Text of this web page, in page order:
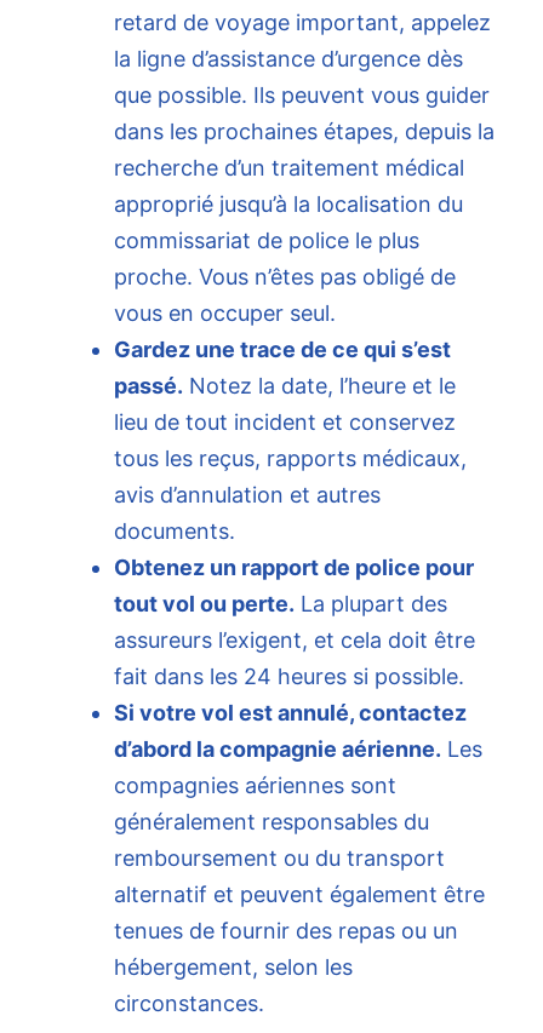
retard de voyage important, appelez
la ligne d’assistance d’urgence dès
que possible. Ils peuvent vous guider
dans les prochaines étapes, depuis la
recherche d’un traitement médical
approprié jusqu’à la localisation du
commissariat de police le plus
proche. Vous n’êtes pas obligé de
vous en occuper seul.
Gardez une trace de ce qui s’est
passé. Notez la date, l’heure et le
lieu de tout incident et conservez
tous les reçus, rapports médicaux,
avis d’annulation et autres
documents.
Obtenez un rapport de police pour
tout vol ou perte. La plupart des
assureurs l’exigent, et cela doit être
fait dans les 24 heures si possible.
Si votre vol est annulé, contactez
d’abord la compagnie aérienne. Les
compagnies aériennes sont
généralement responsables du
remboursement ou du transport
alternatif et peuvent également être
tenues de fournir des repas ou un
hébergement, selon les
circonstances.